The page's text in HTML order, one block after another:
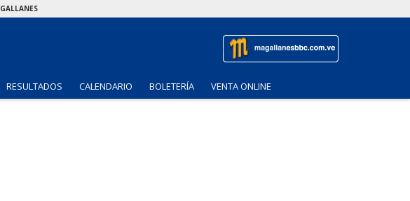
RESULTADOS CALENDARIO BOLETERÍA VENTA ONLINE